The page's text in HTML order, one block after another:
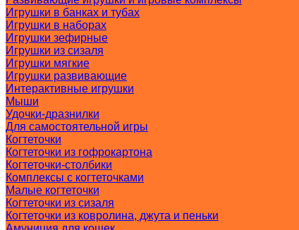
Игрушки в банках и тубах
Игрушки в наборах
Игрушки зефирные
Игрушки из сизаля
Игрушки мягкие
Игрушки развивающие
Интерактивные игрушки
Мыши
Удочки-дразнилки
Для самостоятельной игры
Когтеточки
Когтеточки из гофрокартона
Когтеточки-столбики
Комплексы с когтеточками
Малые когтеточки
Когтеточки из сизаля
Когтеточки из ковролина, джута и пеньки